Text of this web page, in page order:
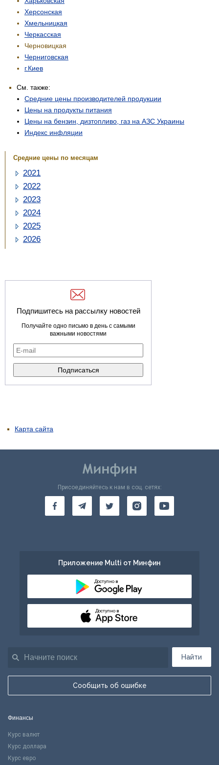
Херсонская
Хмельницкая
Черкасская
Черновицкая
Черниговская
г.Киев
См. также:
Средние цены производителей продукции
Цены на продукты питания
Цены на бензин, дизтопливо, газ на АЗС Украины
Индекс инфляции
Средние цены по месяцам
2021
2022
2023
2024
2025
2026
Подпишитесь на рассылку новостей
Получайте одно письмо в день с самыми
важными новостями
Карта сайта
Найти
Сообщить об ошибке
Присоединяйтесь к нам в соц. сетях:
Приложение Multi от Минфин
Доступно в
Доступно в
Финансы
Курс валют
Курс доллара
Курс евро